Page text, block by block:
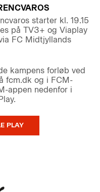
starter kl. 19.15
på TV3+ og Viaplay
FC Midtjyllands
kampens forløb ved
fcm.dk og i FCM-
appen nedenfor i
PLAY